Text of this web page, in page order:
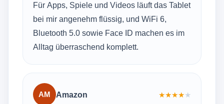
Für Apps, Spiele und Videos läuft das Tablet
bei mir angenehm flüssig, und WiFi 6,
Bluetooth 5.0 sowie Face ID machen es im
Alltag überraschend komplett.
AM Amazon ★★★★★